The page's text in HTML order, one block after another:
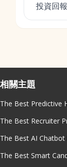
投資回
相關主題
The Best Predictive
The Best Recruiter
The Best AI
The Best Smart